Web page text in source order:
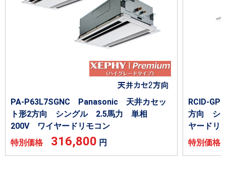
PA-P63L7SGNC Panasonic 天井カセッ
ト形2方向 シングル 2.5馬力 単相
200V ワイヤードリモコン
特別価格 316,800 円
RCID-
方向 シ
ヤードリ
特別価